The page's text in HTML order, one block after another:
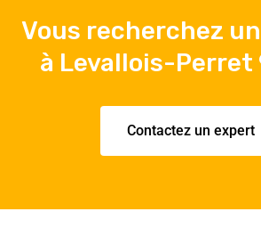
Vous recherchez
à Levallois-Perret
Contactez un expert